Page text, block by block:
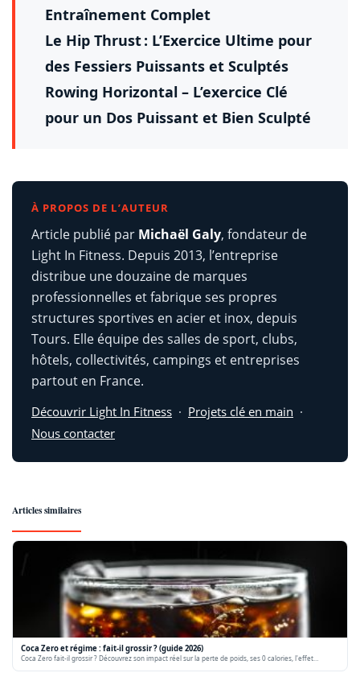
Entraînement Complet
Le Hip Thrust : L’Exercice Ultime pour
des Fessiers Puissants et Sculptés
Rowing Horizontal – L’exercice Clé
pour un Dos Puissant et Bien Sculpté
À PROPOS DE L’AUTEUR
Article publié par Michaël Galy, fondateur de
Light In Fitness. Depuis 2013, l’entreprise
distribue une douzaine de marques
professionnelles et fabrique ses propres
structures sportives en acier et inox, depuis
Tours. Elle équipe des salles de sport, clubs,
hôtels, collectivités, campings et entreprises
partout en France.
Découvrir Light In Fitness · Projets clé en main ·
Nous contacter
Articles similaires
Coca Zero et régime : fait-il grossir ? (guide 2026)
Coca Zero fait-il grossir ? Découvrez son impact réel sur la perte de poids, ses 0 calories, l'effet…